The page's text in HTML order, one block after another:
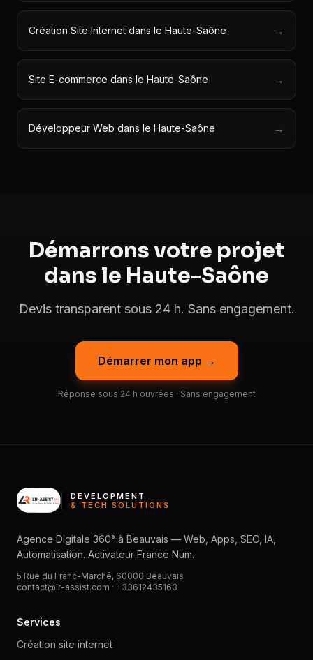
Création Site Internet dans le Haute-Saône →
Site E-commerce dans le Haute-Saône →
Développeur Web dans le Haute-Saône →
Démarrons votre projet
dans le Haute-Saône
Devis transparent sous 24 h. Sans engagement.
Démarrer mon app →
Réponse sous 24 h ouvrées · Sans engagement
DEVELOPMENT
& TECH SOLUTIONS
Agence Digitale 360° à Beauvais — Web, Apps, SEO, IA,
Automatisation. Activateur France Num.
5 Rue du Franc-Marché, 60000 Beauvais
contact@lr-assist.com · +33612435163
Services
Création site internet